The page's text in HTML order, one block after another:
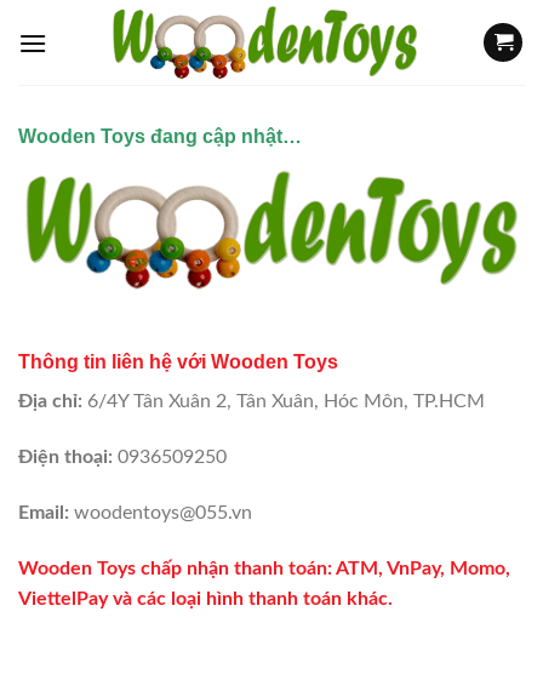
Wooden Toys đang cập nhật…
Thông tin liên hệ với Wooden Toys
Địa chỉ: 6/4Y Tân Xuân 2, Tân Xuân, Hóc Môn, TP.HCM
Điện thoại: 0936509250
Email: woodentoys@055.vn
Wooden Toys chấp nhận thanh toán: ATM, VnPay, Momo,
ViettelPay và các loại hình thanh toán khác.